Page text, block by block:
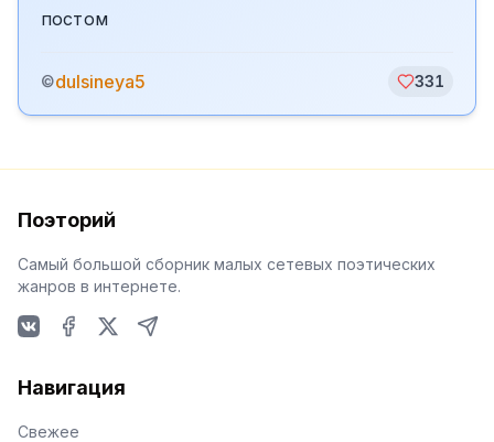
постом
©dulsineya5 331
Поэторий
Самый большой сборник малых сетевых поэтических
жанров в интернете.
Навигация
Свежее